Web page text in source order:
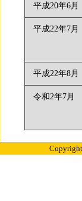
平成20年6月
平成22年7月
平成22年8月
令和2年7月